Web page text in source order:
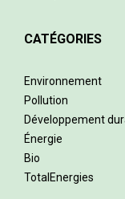
CATÉGORIES
Environnement
Pollution
Développement
Énergie
Bio
TotalEnergies